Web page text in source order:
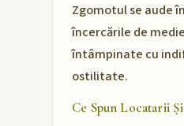
Zgomotul se aude
încercările de
întâmpinate cu
ostilitate.
Ce Spun Locatarii